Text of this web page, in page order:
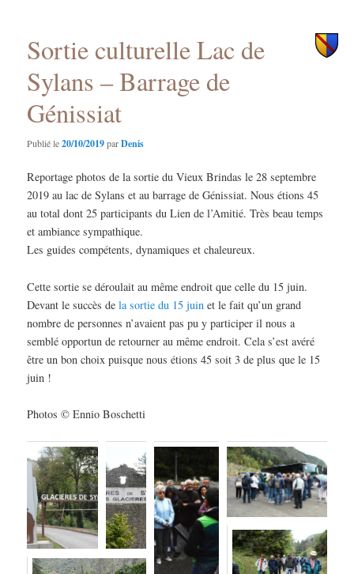
Sortie culturelle Lac de
Sylans – Barrage de
Génissiat
Publié le20/10/2019parDenis
Reportage photos de la sortie du Vieux Brindas le 28 septembre
2019 au lac de Sylans et au barrage de Génissiat. Nous étions 45
au total dont 25 participants du Lien de l’Amitié. Très beau temps
et ambiance sympathique.
Les guides compétents, dynamiques et chaleureux.
Cette sortie se déroulait au même endroit que celle du 15 juin.
Devant le succès dela sortie du 15 juin et le fait qu’un grand
nombre de personnes n’avaient pas pu y participer il nous a
semblé opportun de retourner au même endroit. Cela s’est avéré
être un bon choix puisque nous étions 45 soit 3 de plus que le 15
juin !
Photos © Ennio Boschetti